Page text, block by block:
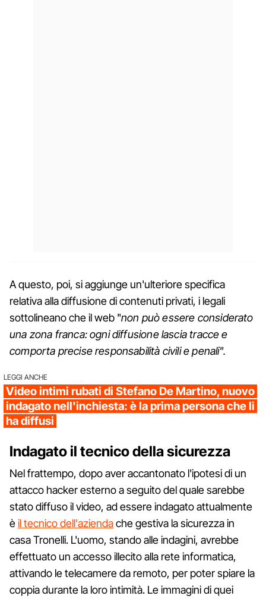
A questo, poi, si aggiunge un'ulteriore specifica
relativa alla diffusione di contenuti privati, i legali
sottolineano che il web "non può essere considerato
una zona franca: ogni diffusione lascia tracce e
comporta precise responsabilità civili e penali".
LEGGI ANCHE
Video intimi rubati di Stefano De Martino, nuovo
indagato nell'inchiesta: è la prima persona che li
ha diffusi
Indagato il tecnico della sicurezza
Nel frattempo, dopo aver accantonato l'ipotesi di un
attacco hacker esterno a seguito del quale sarebbe
stato diffuso il video, ad essere indagato attualmente
èil tecnico dell'aziendache gestiva la sicurezza in
casa Tronelli. L'uomo, stando alle indagini, avrebbe
effettuato un accesso illecito alla rete informatica,
attivando le telecamere da remoto, per poter spiare la
coppia durante la loro intimità. Le immagini di quei